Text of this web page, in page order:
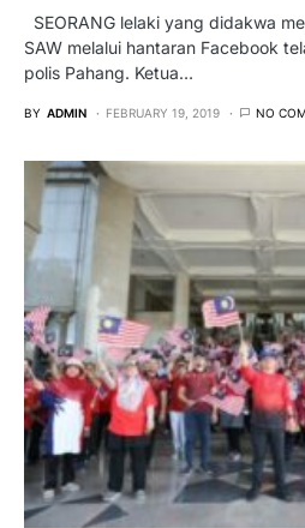
SEORANG lelaki yang didakwa
SAW melalui hantaran Facebook
polis Pahang. Ketua…
BY ADMIN FEBRUARY 19, 2019 NO